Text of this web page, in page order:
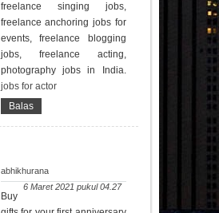
freelance singing jobs,
freelance anchoring jobs for
events, freelance blogging
jobs, freelance acting,
photography jobs in India.
jobs for actor
Balas
abhikhurana
6 Maret 2021 pukul 04.27
Buy